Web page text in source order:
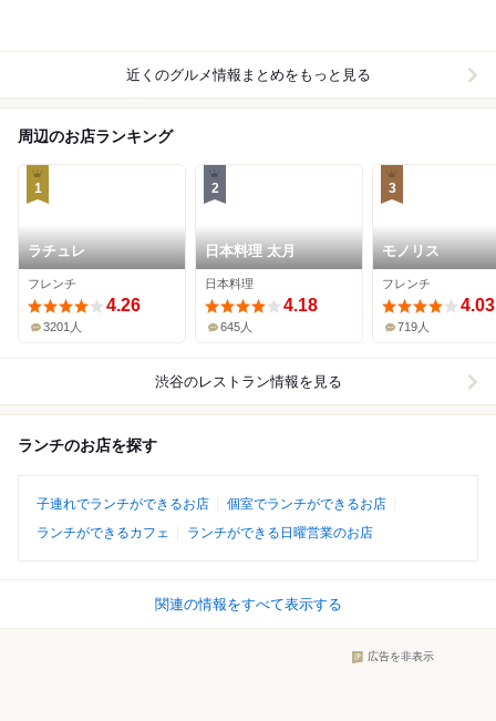
近くのグルメ情報まとめをもっと見る
周辺のお店ランキング
1
ラチュレ
フレンチ
4.26
3201人
2
日本料理 太月
日本料理
4.18
645人
3
モノリス
フレンチ
4.03
719人
渋谷のレストラン情報を見る
ランチのお店を探す
子連れでランチができるお店
個室でランチができるお店
ランチができるカフェ
ランチができる日曜営業のお店
関連の情報をすべて表示する
広告を非表示